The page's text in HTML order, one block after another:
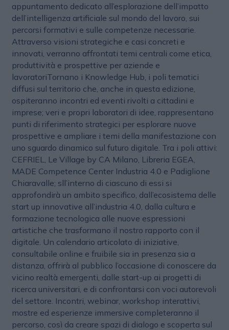
appuntamento dedicato all’esplorazione dell’impatto
dell’intelligenza artificiale sul mondo del lavoro, sui
percorsi formativi e sulle competenze necessarie.
Attraverso visioni strategiche e casi concreti e
innovati, verranno affrontati temi centrali come etica,
produttività e prospettive per aziende e
lavoratoriTornano i Knowledge Hub, i poli tematici
diffusi sul territorio che, anche in questa edizione,
ospiteranno incontri ed eventi rivolti a cittadini e
imprese; veri e propri laboratori di idee, rappresentano
punti di riferimento strategici per esplorare nuove
prospettive e ampliare i temi della manifestazione con
uno sguardo dinamico sul futuro digitale. Tra i poli attivi:
CEFRIEL, Le Village by CA Milano, Libreria EGEA,
MADE Competence Center Industria 4.0 e Padiglione
Chiaravalle; sll’interno di ciascuno di essi si
approfondirà un ambito specifico, dall’ecosistema delle
start up innovative all’industria 4.0, dalla cultura e
formazione tecnologica alle nuove espressioni
artistiche che trasformano il nostro rapporto con il
digitale. Un calendario articolato di iniziative,
consultabile online e fruibile sia in presenza sia a
distanza, offrirà al pubblico l’occasione di conoscere da
vicino realtà emergenti, dalle start-up ai progetti di
ricerca universitari, e di confrontarsi con voci autorevoli
del settore. Incontri, webinar, workshop interattivi,
mostre ed esperienze immersive completeranno il
percorso, così da creare spazi di dialogo e scoperta sul